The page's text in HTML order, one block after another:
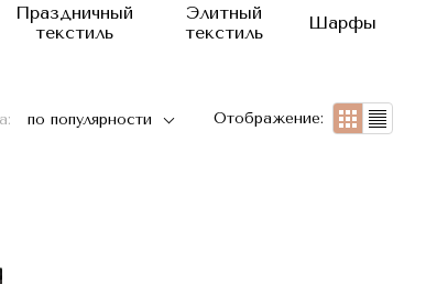
Праздничный
текстиль
Элитный
текстиль
Шарфы
по популярности Отображение: